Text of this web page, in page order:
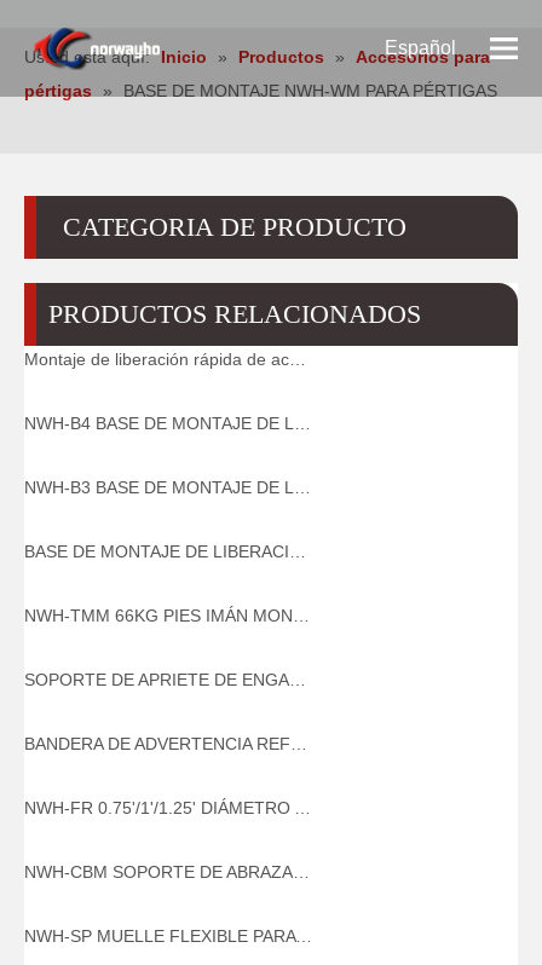
Español
Usted está aquí: Inicio » Productos »
Accesorios para
pértigas
» BASE DE MONTAJE NWH-WM PARA PÉRTIGAS
CATEGORIA DE PRODUCTO
PRODUCTOS RELACIONADOS
NWH-SP MUELLE FLEXIBLE PARA LATIGO